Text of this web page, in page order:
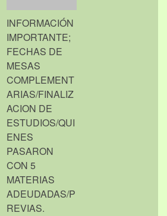
INFORMACIÓN
IMPORTANTE;
FECHAS DE
MESAS
COMPLEMENT
ARIAS/FINALIZ
ACION DE
ESTUDIOS/QUI
ENES
PASARON
CON 5
MATERIAS
ADEUDADAS/P
REVIAS.